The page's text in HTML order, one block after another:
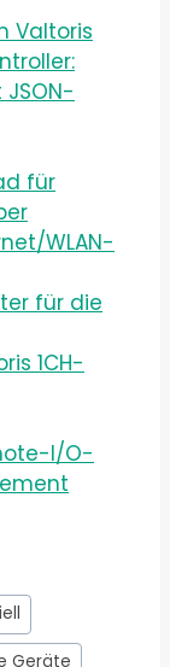
Valtoris
für
WLAN-
für die
1CH-
I/O-
Geräte